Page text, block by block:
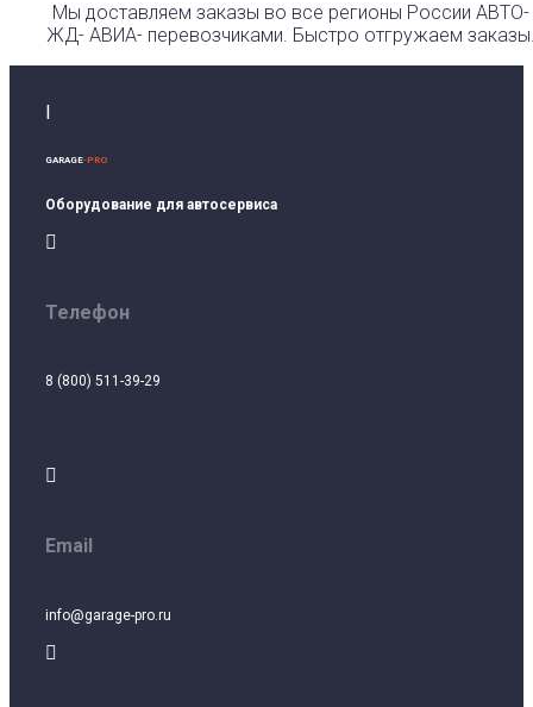
Мы доставляем заказы во все регионы России АВТО-
ЖД- АВИА- перевозчиками. Быстро отгружаем
GARAGE-PRO
Оборудование для автосервиса

Телефон
8 (800) 511-39-29

Email
info@garage-pro.ru
